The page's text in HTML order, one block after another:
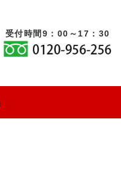
受付時間9：00～17：30